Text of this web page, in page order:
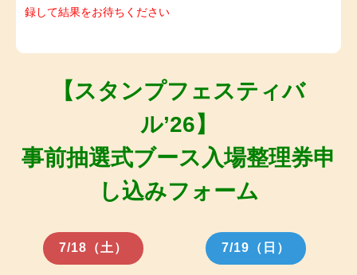
録して結果をお待ちください
【スタンプフェスティバ
ル’26】
事前抽選式ブース入場整理券申
し込みフォーム
7/18（土） 7/19（日）